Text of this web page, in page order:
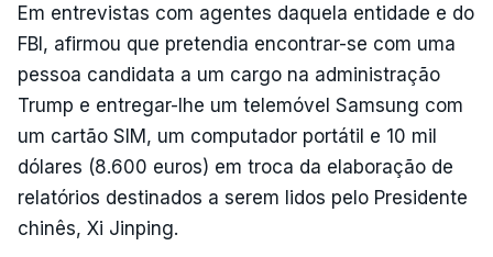
Em entrevistas com agentes daquela entidade e do
FBI, afirmou que pretendia encontrar-se com uma
pessoa candidata a um cargo na administração
Trump e entregar-lhe um telemóvel Samsung com
um cartão SIM, um computador portátil e 10 mil
dólares (8.600 euros) em troca da elaboração de
relatórios destinados a serem lidos pelo Presidente
chinês, Xi Jinping.